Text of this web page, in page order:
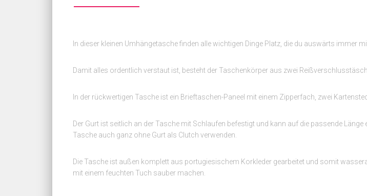
In dieser kleinen Umhängetasche finden alle wichtigen Dinge Platz, die du auswärts immer
Damit alles ordentlich verstaut ist, besteht der Taschenkörper aus zwei
In der rückwertigen Tasche ist ein Brieftaschen-Paneel mit einem Zipperfach, zwei
Der Gurt ist seitlich an der Tasche mit Schlaufen befestigt und kann auf die passende
Tasche auch ganz ohne Gurt als Clutch verwenden.
Die Tasche ist außen komplett aus portugiesischem Korkleder gearbeitet und somit
mit einem feuchten Tuch sauber machen.